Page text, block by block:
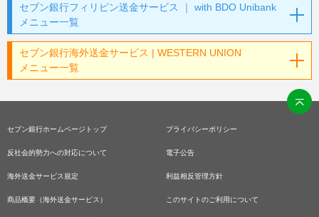
セブン銀行フィリピン送金サービス ｜ with BDO Unibank
メニュー一覧
セブン銀行海外送金サービス | WESTERN UNION
メニュー一覧
セブン銀行ホームページトップ
反社会的勢力への対応について
海外送金サービス規定
プライバシーポリシー
電子公告
利益相反管理方針
商品概要（海外送金サービス） このサイトのご利用について